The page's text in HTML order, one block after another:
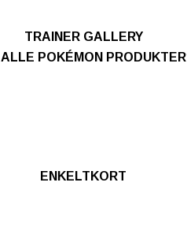
TRAINER GALLERY
ALLE POKÉMON PRODUKTER
ENKELTKORT